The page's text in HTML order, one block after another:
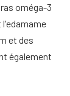
oméga-3
et des
également